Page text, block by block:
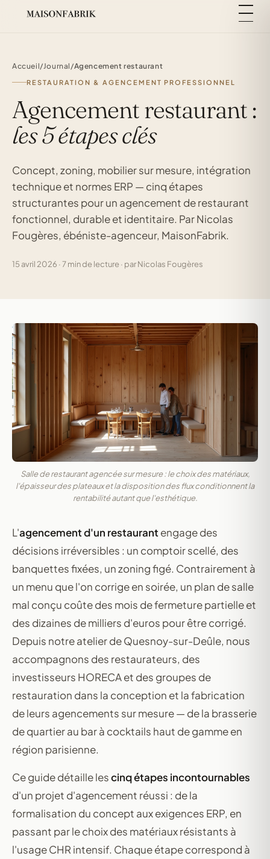
Accueil/Journal /Agencement restaurant
RESTAURATION & AGENCEMENT PROFESSIONNEL
Agencement restaurant :
les 5 étapes clés
Concept, zoning, mobilier sur mesure, intégration
technique et normes ERP — cinq étapes
structurantes pour un agencement de restaurant
fonctionnel, durable et identitaire. Par Nicolas
Fougères, ébéniste-agenceur, MaisonFabrik.
15 avril 2026 · 7 min de lecture · par Nicolas Fougères
Salle de restaurant agencée sur mesure : le choix des matériaux,
l'épaisseur des plateaux et la disposition des flux conditionnent la
rentabilité autant que l'esthétique.
L'agencement d'un restaurant engage des
décisions irréversibles : un comptoir scellé, des
banquettes fixées, un zoning figé. Contrairement à
un menu que l'on corrige en soirée, un plan de salle
mal conçu coûte des mois de fermeture partielle et
des dizaines de milliers d'euros pour être corrigé.
Depuis notre atelier de Quesnoy-sur-Deûle, nous
accompagnons des restaurateurs, des
investisseurs HORECA et des groupes de
restauration dans la conception et la fabrication
de leurs agencements sur mesure — de la brasserie
de quartier au bar à cocktails haut de gamme en
région parisienne.
Ce guide détaille lescinq étapes incontournables
d'un projet d'agencement réussi : de la
formalisation du concept aux exigences ERP, en
passant par le choix des matériaux résistants à
l'usage CHR intensif. Chaque étape correspond à